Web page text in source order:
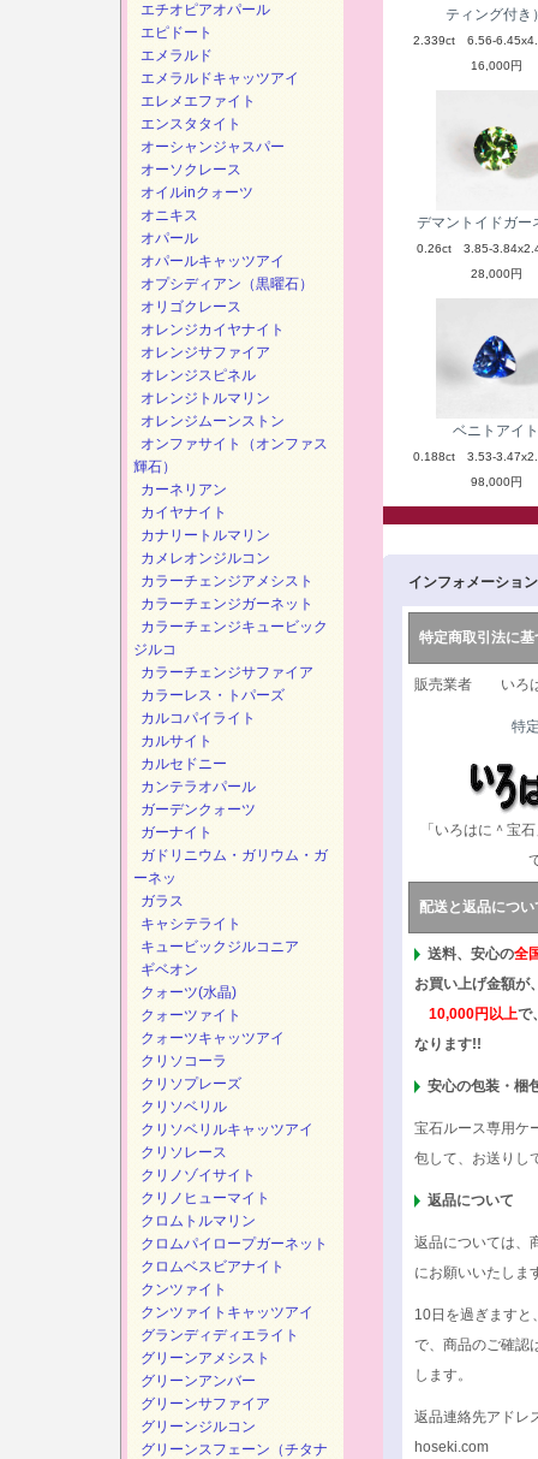
ティング付き
2.339ct 6.56-
16,000円
デマントイドガー
0.26ct 3.85-
28,000円
ベニトアイト
0.188ct 3.53-
98,000円
インフォメーション
特定商取引法に基
販売業者 いろ
特
「いろはに＾宝
配送と返品につい
送料、安心の全
お買い上げ金額が
10,000円以上で
なります!!
安心の包装・梱
宝石ルース専用ケ
包して、お送りし
返品について
返品については、
にお願いいたしま
10日を過ぎますと
で、商品のご確認
します。
返品連絡先アドレ
hoseki.com
エチオピアオパール
エピドート
エメラルド
エメラルドキャッツアイ
エレメエファイト
エンスタタイト
オーシャンジャスパー
オーソクレース
オイルinクォーツ
オニキス
オパール
オパールキャッツアイ
オプシディアン（黒曜石）
オリゴクレース
オレンジカイヤナイト
オレンジサファイア
オレンジスピネル
オレンジトルマリン
オレンジムーンストン
オンファサイト（オンファス
輝石）
カーネリアン
カイヤナイト
カナリートルマリン
カメレオンジルコン
カラーチェンジアメシスト
カラーチェンジガーネット
カラーチェンジキュービック
ジルコ
カラーチェンジサファイア
カラーレス・トパーズ
カルコパイライト
カルサイト
カルセドニー
カンテラオパール
ガーデンクォーツ
ガーナイト
ガドリニウム・ガリウム・ガ
ーネッ
ガラス
キャシテライト
キュービックジルコニア
ギベオン
クォーツ(水晶)
クォーツァイト
クォーツキャッツアイ
クリソコーラ
クリソプレーズ
クリソベリル
クリソベリルキャッツアイ
クリソレース
クリノゾイサイト
クリノヒューマイト
クロムトルマリン
クロムパイロープガーネット
クロムベスビアナイト
クンツァイト
クンツァイトキャッツアイ
グランディディエライト
グリーンアメシスト
グリーンアンバー
グリーンサファイア
グリーンジルコン
グリーンスフェーン（チタナ